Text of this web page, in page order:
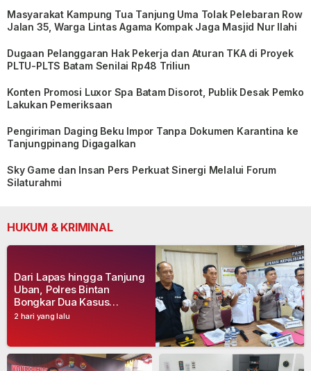
Masyarakat Kampung Tua Tanjung Uma Tolak Pelebaran Row
Jalan 35, Warga Lintas Agama Kompak Jaga Masjid Nur Ilahi
Dugaan Pelanggaran Hak Pekerja dan Aturan TKA di Proyek
PLTU-PLTS Batam Senilai Rp48 Triliun
Konten Promosi Luxor Spa Batam Disorot, Publik Desak Pemko
Lakukan Pemeriksaan
Pengiriman Daging Beku Impor Tanpa Dokumen Karantina ke
Tanjungpinang Digagalkan
Sky Game dan Insan Pers Perkuat Sinergi Melalui Forum
Silaturahmi
HUKUM & KRIMINAL
2 hari yang lalu
Dari Lapas hingga Tanjung
Uban, Polres Bintan
Bongkar Dua Kasus
Narkoba, Empat Tersangka